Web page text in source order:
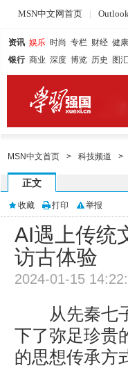
MSN中文网首页 |
资讯 娱乐 时尚 专栏 财经 健康
银行 商业 深度 博览 历史 图汇
MSN中文首页 > 科技频道 >
正文
收藏 打印 举报
AI遇上传统
访古体验
2024-01-15
从先秦七子
下了弥足珍贵
的思想传承方